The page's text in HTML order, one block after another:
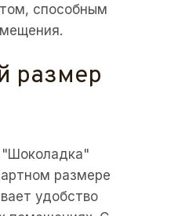
способным
размер
размере
удобство